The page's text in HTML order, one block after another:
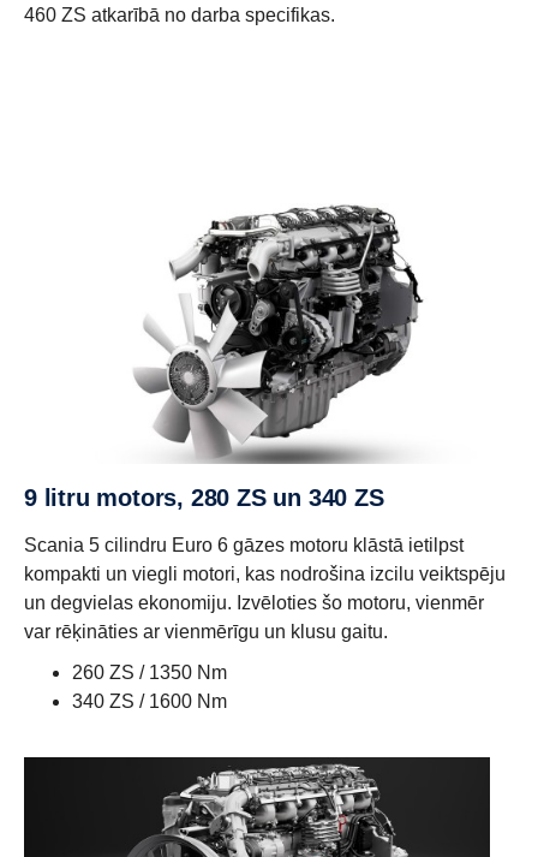
460 ZS atkarībā no darba specifikas.
9 litru motors, 280 ZS un 340 ZS
Scania 5 cilindru Euro 6 gāzes motoru klāstā ietilpst
kompakti un viegli motori, kas nodrošina izcilu veiktspēju
un degvielas ekonomiju. Izvēloties šo motoru, vienmēr
var rēķināties ar vienmērīgu un klusu gaitu.
260 ZS / 1350 Nm
340 ZS / 1600 Nm